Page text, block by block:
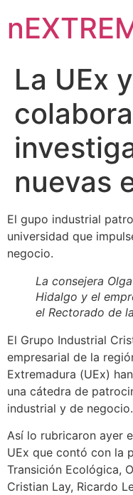
La UEx
nuevas
El gupo industrial
universidad que
negocio.
La consejera
Hidalgo y el
el Rectorado de
El Grupo Industrial
empresarial de la
Extremadura (UEx)
una cátedra de
industrial y de negocio.
Así lo rubricaron ayer
UEx que contó con la
Transición Ecológica,
Cristian Lay, Ricardo